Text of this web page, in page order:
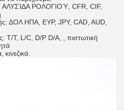
ΑΛΥΣΊΔΑ ΡΟΛΟΓΙΟΎ, CFR, CIF,
ΔΟΛ ΗΠΑ, ΕΥΡ, JPY, CAD, AUD,
T/T, L/C, D/P D/A, , πιστωτική